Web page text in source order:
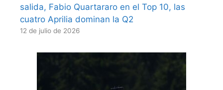
salida, Fabio Quartararo en el Top 10, las
cuatro Aprilia dominan la Q2
12 de julio de 2026